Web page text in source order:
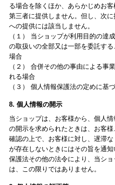
る場合を除くほか、あらかじめお
第三者に提供しません。但し、次
への提供には該当しません。
（１） 当ショップが利用目的の達
の取扱いの全部又は一部を委託す
場合
（２） 合併その他の事由による事
れる場合
（３） 個人情報保護法の定めに基
8. 個人情報の開示
当ショップは、お客様から、個人
の開示を求められたときは、お客
確認の上で、お客様に対し、遅滞
が存在しないときにはその旨を通
保護法その他の法令により、当シ
は、この限りではありません。